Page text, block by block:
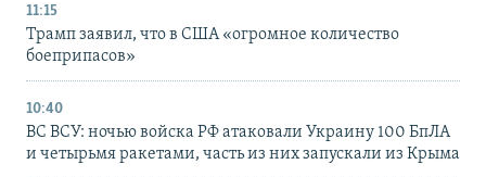
11:15
Трамп заявил, что в США «огромное количество
боеприпасов»
10:40
ВС ВСУ: ночью войска РФ атаковали Украину 100 БпЛА
и четырьмя ракетами, часть из них запускали из Крыма